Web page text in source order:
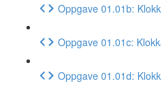
Oppgave 01.01b:
Oppgave 01.01c:
Oppgave 01.01d: